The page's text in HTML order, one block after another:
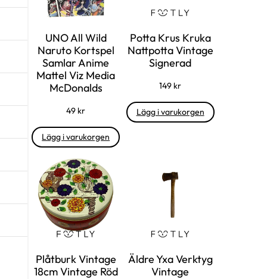
UNO All Wild
Naruto Kortspel
Samlar Anime
Mattel Viz Media
McDonalds
49 kr
Lägg i varukorgen
Potta Krus Kruka
Nattpotta Vintage
Signerad
149 kr
Lägg i varukorgen
Plåtburk Vintage
18cm Vintage Röd
Äldre Yxa Verktyg
Vintage